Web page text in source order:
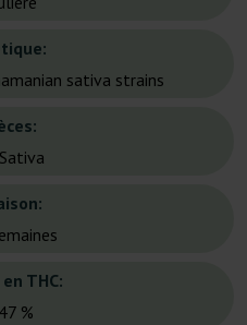
sativa strains
THC:
%